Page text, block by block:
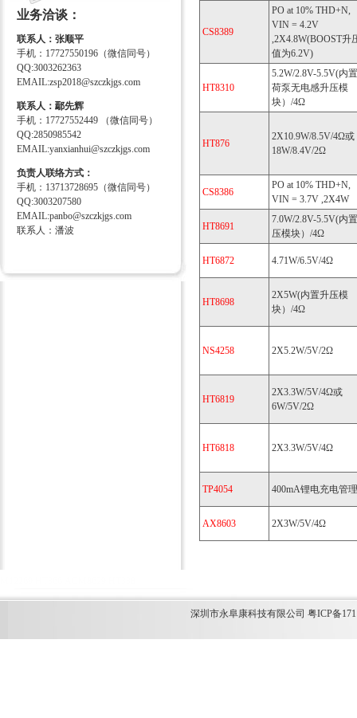
业务洽谈：
联系人：张顺平
手机：17727550196（微信同号）
QQ:3003262363
EMAIL:zsp2018@szczkjgs.com
联系人：鄢先辉
手机：17727552449 （微信同号）
QQ:2850985542
EMAIL:yanxianhui@szczkjgs.com
负责人联络方式：
手机：13713728695（微信同号）
QQ:3003207580
EMAIL:panbo@szczkjgs.com
联系人：潘波
CS8389
PO at 10% THD+N,
VIN = 4.2V
,2X4.8W(BOOST升
值为6.2V)
HT8310
5.2W/2.8V-5.5V(内
荷泵无电感升压模
块）/4Ω
HT876
2X10.9W/8.5V/4Ω或
18W/8.4V/2Ω
CS8386
PO at 10% THD+N,
VIN = 3.7V ,2X4W
HT8691
7.0W/2.8V-5.5V(内
压模块）/4Ω
HT6872 4.71W/6.5V/4Ω
HT8698
2X5W(内置升压模
块）/4Ω
NS4258 2X5.2W/5V/2Ω
HT6819
2X3.3W/5V/4Ω或
6W/5V/2Ω
HT6818 2X3.3W/5V/4Ω
TP4054 400mA锂电充电管
AX8603 2X3W/5V/4Ω
深圳市永阜康科技有限公司 粤ICP备